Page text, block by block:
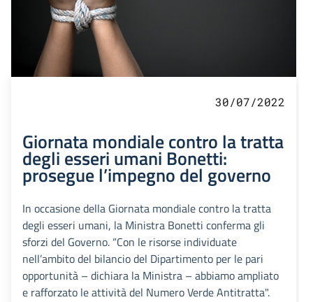
30/07/2022
Giornata mondiale contro la tratta
degli esseri umani Bonetti:
prosegue l’impegno del governo
In occasione della Giornata mondiale contro la tratta
degli esseri umani, la Ministra Bonetti conferma gli
sforzi del Governo. “Con le risorse individuate
nell’ambito del bilancio del Dipartimento per le pari
opportunità – dichiara la Ministra – abbiamo ampliato
e rafforzato le attività del Numero Verde Antitratta".